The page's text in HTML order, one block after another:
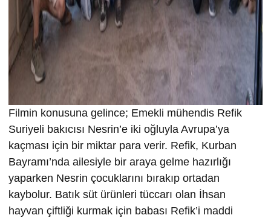
Filmin konusuna gelince; Emekli mühendis Refik
Suriyeli bakıcısı Nesrin’e iki oğluyla Avrupa’ya
kaçması için bir miktar para verir. Refik, Kurban
Bayramı’nda ailesiyle bir araya gelme hazırlığı
yaparken Nesrin çocuklarını bırakıp ortadan
kaybolur. Batık süt ürünleri tüccarı olan İhsan
hayvan çiftliği kurmak için babası Refik’i maddi